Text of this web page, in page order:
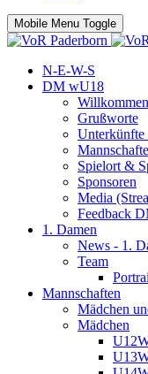
Mobile Menu Toggle
N-E-W-S
DM wU18
Grußworte
Spielort &
Sponsoren
Media
Feedback
1. Damen
News - 1.
Team
Mannschaften
Mädchen
Mädchen